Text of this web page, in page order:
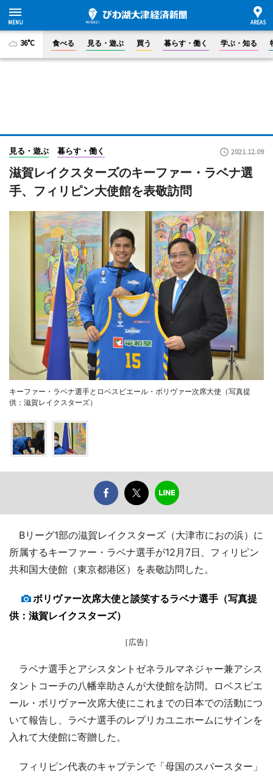
36°C 食べる 見る・遊ぶ 買う 暮らす・働く 学ぶ・知る
見る・遊ぶ 暮らす・働く 2021.12.09
滋賀レイクスターズのキーファー・ラベナ選
手、フィリピン大使館を表敬訪問
キーファー・ラベナ選手とロベスピエール・ボリヴァー次席大使（写真提
供：滋賀レイクスターズ）
Bリーグ1部の滋賀レイクスターズ（大津市におの浜）に
所属するキーファー・ラベナ選手が12月7日、フィリピン
共和国大使館（東京都港区）を表敬訪問した。
ボリヴァー次席大使と談笑するラベナ選手（写真提
供：滋賀レイクスターズ）
［広告］
ラベナ選手とアシスタントゼネラルマネジャー兼アシス
タントコーチの八幡幸助さんが大使館を訪問。ロベスピエ
ール・ボリヴァー次席大使にこれまでの日本での活動につ
いて報告し、ラベナ選手のレプリカユニホームにサインを
入れて大使館に寄贈した。
フィリピン代表のキャプテンで「母国のスパースター」